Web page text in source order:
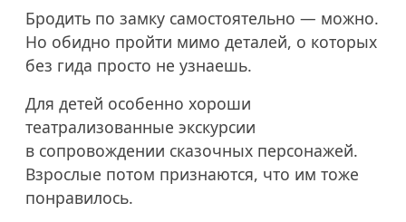
Бродить по замку самостоятельно — можно.
Но обидно пройти мимо деталей, о которых
без гида просто не узнаешь.
Для детей особенно хороши
театрализованные экскурсии
в сопровождении сказочных персонажей.
Взрослые потом признаются, что им тоже
понравилось.